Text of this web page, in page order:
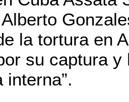
la tortura en
su captura y